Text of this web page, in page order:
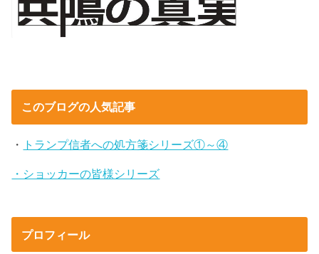
このブログの人気記事
・ トランプ信者への処方箋シリーズ①～④
・ショッカーの皆様シリーズ
プロフィール